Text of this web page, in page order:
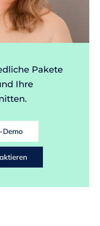
Pakete
Ihre